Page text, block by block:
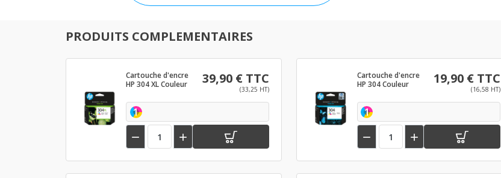
PRODUITS COMPLEMENTAIRES
Cartouche d'encre
HP 304 XL Couleur
39,90 € TTC
(33,25 HT)
1
 
Cartouche d'encre
HP 304 Couleur
19,90 € TTC
(16,58 HT)
1
 